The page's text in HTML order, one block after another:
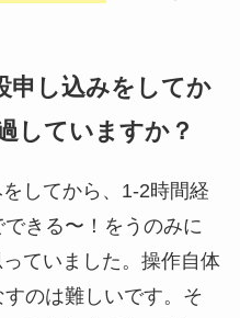
申し込みをしてか
していますか？
してから、1-2時間経
きる〜！をうのみに
ていました。操作自体
のは難しいです。そ